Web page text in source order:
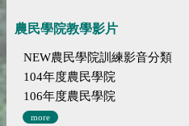
農民學院教學影片
NEW農民學院訓練影音分類
104年度農民學院
106年度農民學院
more